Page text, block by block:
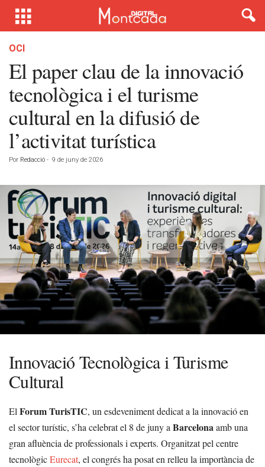
OCI
El paper clau de la innovació
tecnològica i el turisme
cultural en la difusió de
l’activitat turística
Por Redacció - 9 de juny de 2026
Innovació Tecnològica i Turisme
Cultural
El Forum TurisTIC, un esdeveniment dedicat a la innovació en
el sector turístic, s’ha celebrat el 8 de juny a Barcelonaamb una
gran afluència de professionals i experts. Organitzat pel centre
tecnològicEurecat, el congrés ha posat en relleu la importància de